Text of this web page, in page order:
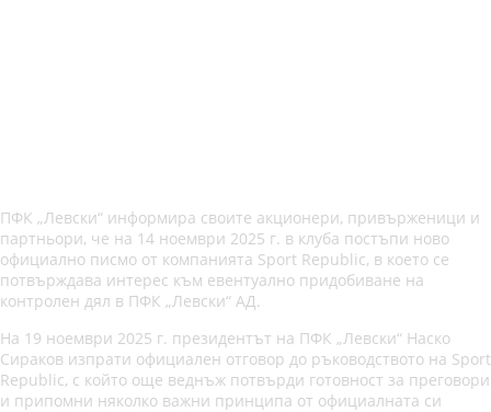
ПФК „Левски“ информира своите акционери, привърженици и
партньори, че на 14 ноември 2025 г. в клуба постъпи ново
официално писмо от компанията Sport Republic, в което се
потвърждава интерес към евентуално придобиване на
контролен дял в ПФК „Левски“ АД.
На 19 ноември 2025 г. президентът на ПФК „Левски“ Наско
Сираков изпрати официален отговор до ръководството на Sport
Republic, с който още веднъж потвърди готовност за преговори
и припомни няколко важни принципа от официалната си